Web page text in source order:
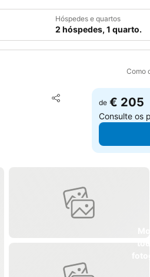
Hóspedes e quartos
2 hóspedes, 1 quarto.
Como
Partilhar
Adicionar aos
de € 205
Consulte os